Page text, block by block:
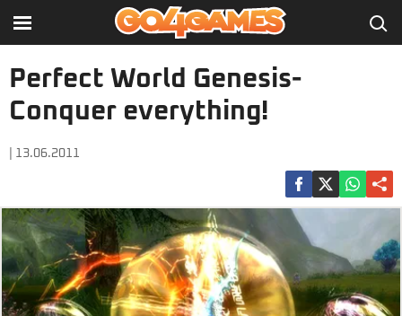
Perfect World Genesis-
Conquer everything!
| 13.06.2011